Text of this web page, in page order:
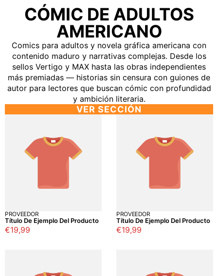
CÓMIC DE ADULTOS
AMERICANO
Comics para adultos y novela gráfica americana con
contenido maduro y narrativas complejas. Desde los
sellos Vertigo y MAX hasta las obras independientes
más premiadas — historias sin censura con guiones de
autor para lectores que buscan cómic con profundidad
y ambición literaria.
VER SECCIÓN
PROVEEDOR
Título De Ejemplo Del Producto
Precio
€19,99
PROVEEDOR
Título De Ejemplo Del Producto
Precio
€19,99